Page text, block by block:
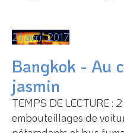
21 avril 2017
Bangkok - Au
jasmin
TEMPS DE LECTURE :
embouteillages de